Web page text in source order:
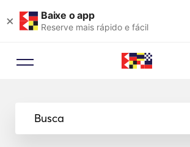
× Baixe o app
Reserve mais rápido e fácil
Busca